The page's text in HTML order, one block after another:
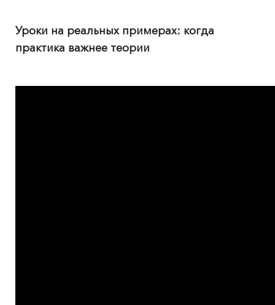
Уроки на реальных примерах: когда
практика важнее теории